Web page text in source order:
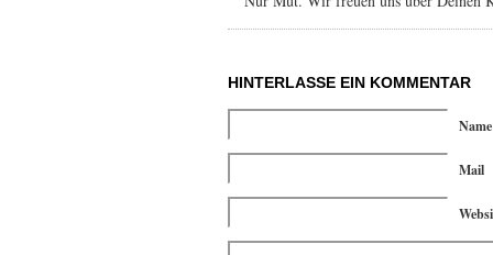
HINTERLASSE EIN KOMMENTAR
Name
Mail